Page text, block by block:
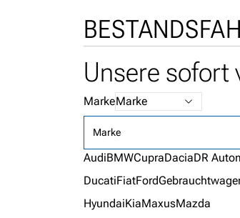
Unsere sofort
Marke
Marke
AudiBMWCupraDaciaDR
DucatiFiatFord
HyundaiKiaMaxusMazda